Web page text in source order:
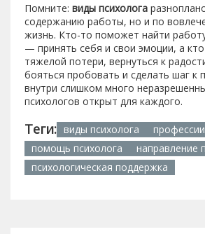
Помните: виды психолога
содержанию работы, но и по
жизнь. Кто-то поможет найти
— принять себя и свои эмоции, а
тяжелой потери, вернуться к
бояться пробовать и сделать шаг к
внутри слишком много
психологов открыт для каждого.
Теги: виды психолога
помощь психолога
направление
психологическая поддержка